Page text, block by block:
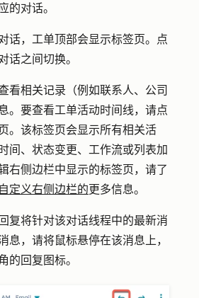
的对话。
话，工单顶部会显示标签页。点
话之间切换。
看相关记录（例如联系人、公司
。要查看工单活动时间线，请点
。该标签页会显示所有相关活
间、状态变更、工作流或列表加
右侧边栏中显示的标签页，请了
定义右侧边栏的更多信息。
复将针对该对话线程中的最新消
息，请将鼠标悬停在该消息上，
的 回复图标。